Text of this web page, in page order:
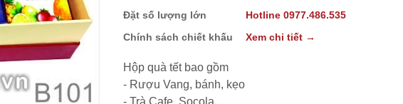
Đặt số lượng lớn
Hotline 0977.486.535
Chính sách chiết khấu
Xem chi tiết →
Hộp quà tết bao gồm
- Rượu Vang, bánh, kẹo
- Trà,Cafe, Socola...